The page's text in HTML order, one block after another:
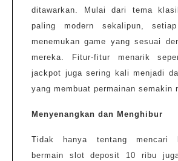
ditawarkan. Mulai dari tema
paling modern sekalipun,
menemukan game yang sesuai
mereka. Fitur-fitur menarik
jackpot juga sering kali menjadi
yang membuat permainan semakin
Menyenangkan dan Menghibur
Tidak hanya tentang mencari
bermain slot deposit 10 ribu